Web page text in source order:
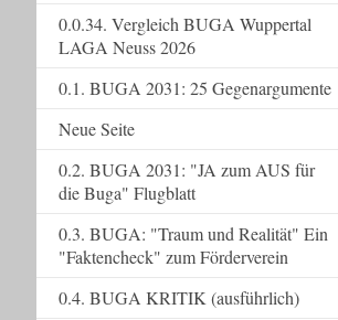
0.0.34. Vergleich BUGA Wuppertal
LAGA Neuss 2026
0.1. BUGA 2031: 25 Gegenargumente
Neue Seite
0.2. BUGA 2031: "JA zum AUS für
die Buga" Flugblatt
0.3. BUGA: "Traum und Realität" Ein
"Faktencheck" zum Förderverein
0.4. BUGA KRITIK (ausführlich)